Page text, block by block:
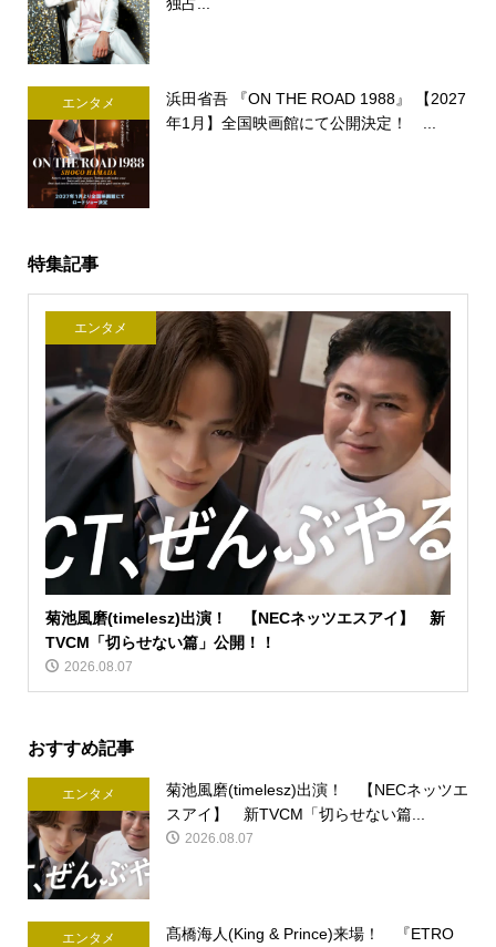
エンタメ
浜田省吾 『ON THE ROAD 1988』 【2027
年1月】全国映画館にて公開決定！ ...
特集記事
エンタメ
菊池風磨(timelesz)出演！ 【NECネッツエスアイ】 新
TVCM「切らせない篇」公開！！
2026.08.07
おすすめ記事
エンタメ
菊池風磨(timelesz)出演！ 【NECネッツエ
スアイ】 新TVCM「切らせない篇...
2026.08.07
エンタメ
髙橋海人(King & Prince)来場！ 『ETRO